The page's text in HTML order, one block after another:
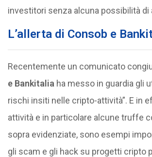
investitori senza alcuna possibilità di
L’allerta di Consob e
Recentemente un comunicato
e Bankitalia ha messo in guardia gli
rischi insiti nelle cripto-attività”. E in
attività e in particolare alcune truffe
sopra evidenziate, sono esempi
gli scam e gli hack su progetti cripto